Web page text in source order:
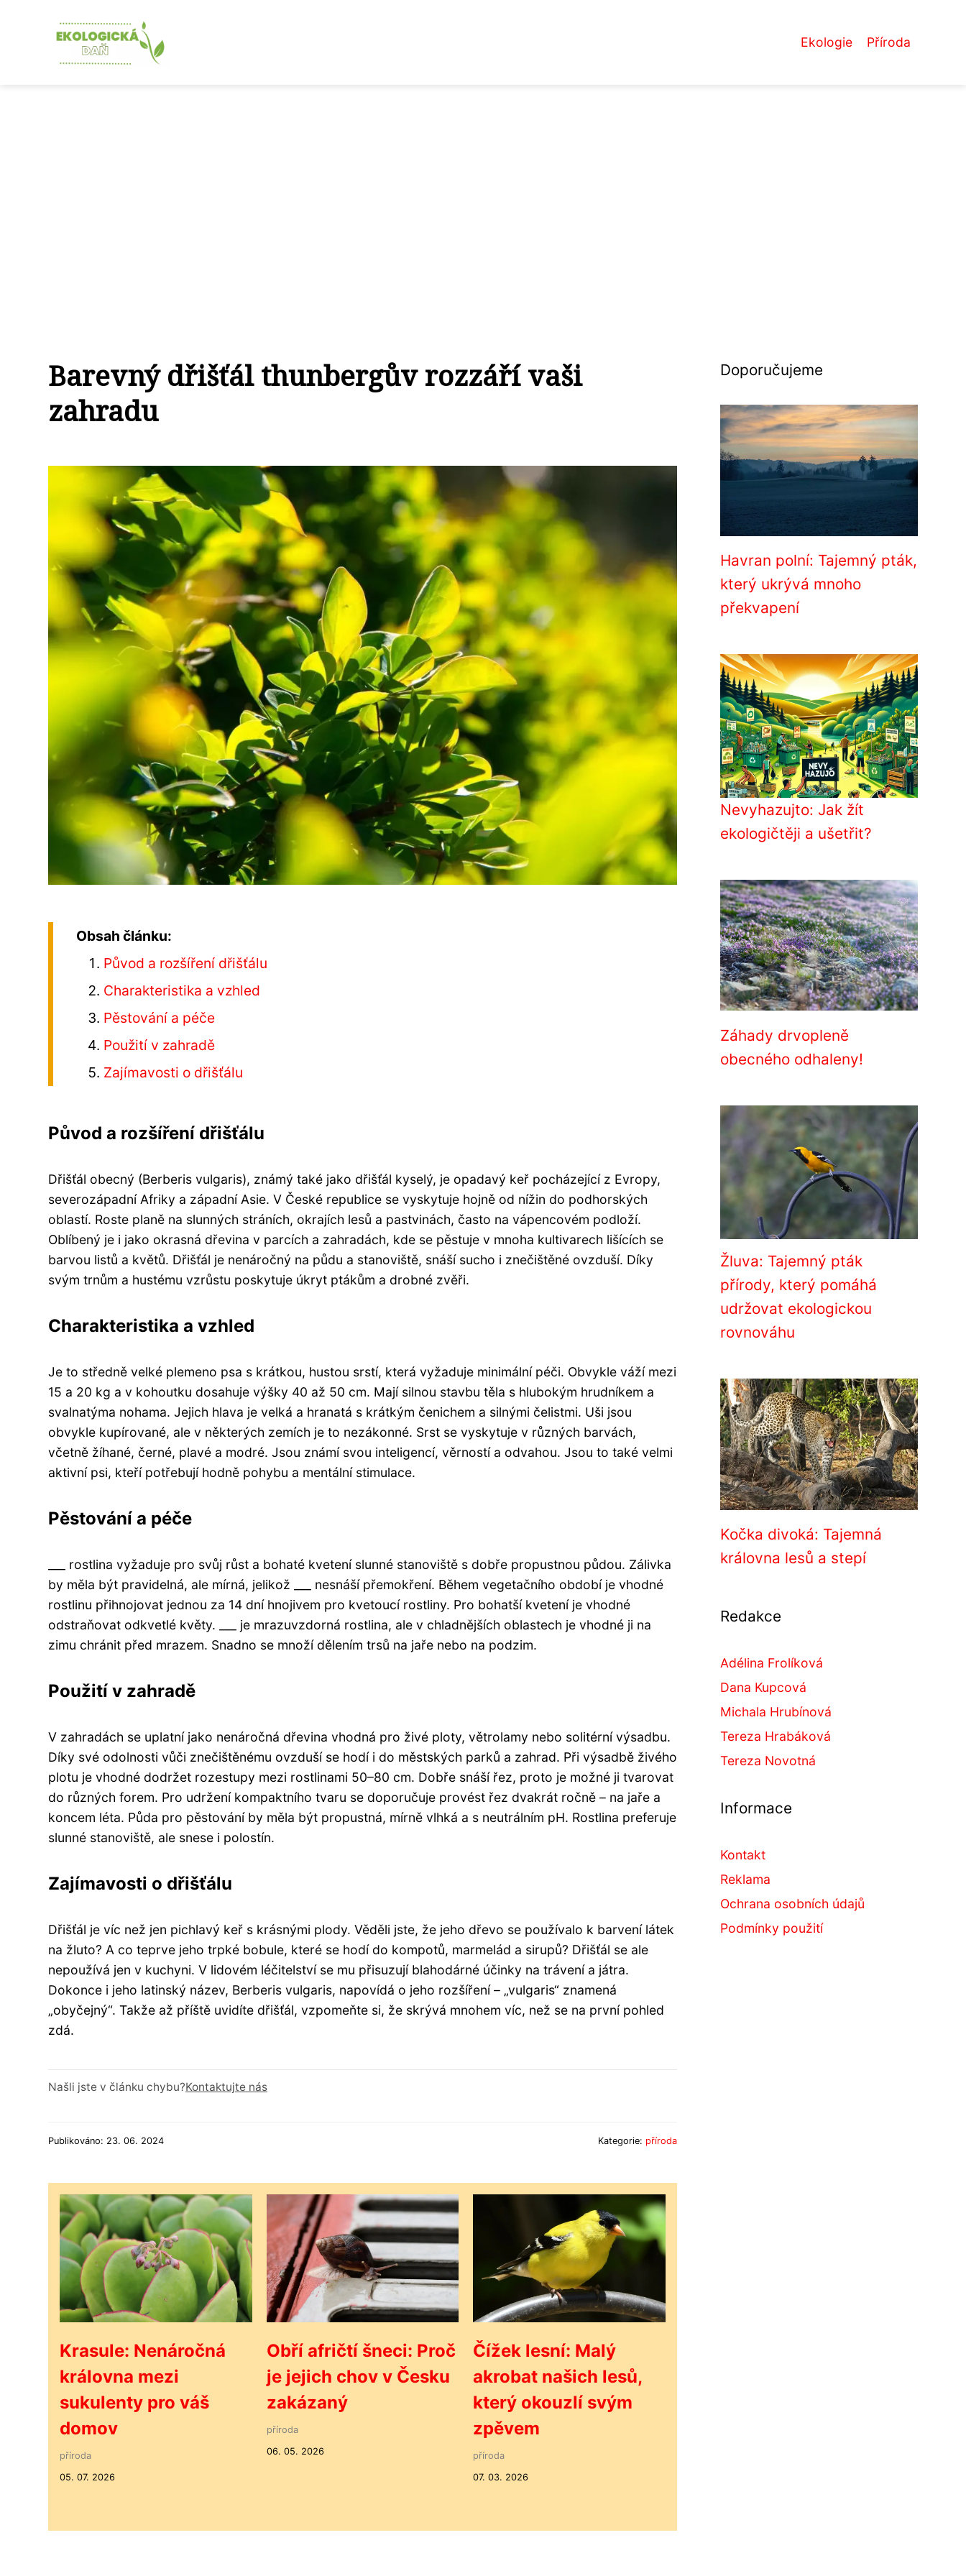
Ekologie Příroda
Barevný dřišťál thunbergův rozzáří vaši
zahradu
Obsah článku:
Původ a rozšíření dřišťálu
Charakteristika a vzhled
Pěstování a péče
Použití v zahradě
Zajímavosti o dřišťálu
Původ a rozšíření dřišťálu
Dřišťál obecný (Berberis vulgaris), známý také jako dřišťál kyselý, je opadavý keř pocházející z Evropy,
severozápadní Afriky a západní Asie. V České republice se vyskytuje hojně od nížin do podhorských
oblastí. Roste planě na slunných stráních, okrajích lesů a pastvinách, často na vápencovém podloží.
Oblíbený je i jako okrasná dřevina v parcích a zahradách, kde se pěstuje v mnoha kultivarech lišících se
barvou listů a květů. Dřišťál je nenáročný na půdu a stanoviště, snáší sucho i znečištěné ovzduší. Díky
svým trnům a hustému vzrůstu poskytuje úkryt ptákům a drobné zvěři.
Charakteristika a vzhled
Je to středně velké plemeno psa s krátkou, hustou srstí, která vyžaduje minimální péči. Obvykle váží mezi
15 a 20 kg a v kohoutku dosahuje výšky 40 až 50 cm. Mají silnou stavbu těla s hlubokým hrudníkem a
svalnatýma nohama. Jejich hlava je velká a hranatá s krátkým čenichem a silnými čelistmi. Uši jsou
obvykle kupírované, ale v některých zemích je to nezákonné. Srst se vyskytuje v různých barvách,
včetně žíhané, černé, plavé a modré. Jsou známí svou inteligencí, věrností a odvahou. Jsou to také velmi
aktivní psi, kteří potřebují hodně pohybu a mentální stimulace.
Pěstování a péče
___ rostlina vyžaduje pro svůj růst a bohaté kvetení slunné stanoviště s dobře propustnou půdou. Zálivka
by měla být pravidelná, ale mírná, jelikož ___ nesnáší přemokření. Během vegetačního období je vhodné
rostlinu přihnojovat jednou za 14 dní hnojivem pro kvetoucí rostliny. Pro bohatší kvetení je vhodné
odstraňovat odkvetlé květy. ___ je mrazuvzdorná rostlina, ale v chladnějších oblastech je vhodné ji na
zimu chránit před mrazem. Snadno se množí dělením trsů na jaře nebo na podzim.
Použití v zahradě
V zahradách se uplatní jako nenáročná dřevina vhodná pro živé ploty, větrolamy nebo solitérní výsadbu.
Díky své odolnosti vůči znečištěnému ovzduší se hodí i do městských parků a zahrad. Při výsadbě živého
plotu je vhodné dodržet rozestupy mezi rostlinami 50–80 cm. Dobře snáší řez, proto je možné ji tvarovat
do různých forem. Pro udržení kompaktního tvaru se doporučuje provést řez dvakrát ročně – na jaře a
koncem léta. Půda pro pěstování by měla být propustná, mírně vlhká a s neutrálním pH. Rostlina preferuje
slunné stanoviště, ale snese i polostín.
Zajímavosti o dřišťálu
Dřišťál je víc než jen pichlavý keř s krásnými plody. Věděli jste, že jeho dřevo se používalo k barvení látek
na žluto? A co teprve jeho trpké bobule, které se hodí do kompotů, marmelád a sirupů? Dřišťál se ale
nepoužívá jen v kuchyni. V lidovém léčitelství se mu přisuzují blahodárné účinky na trávení a játra.
Dokonce i jeho latinský název, Berberis vulgaris, napovídá o jeho rozšíření – „vulgaris“ znamená
„obyčejný“. Takže až příště uvidíte dřišťál, vzpomeňte si, že skrývá mnohem víc, než se na první pohled
zdá.
Našli jste v článku chybu?Kontaktujte nás
Publikováno: 23. 06. 2024 Kategorie: příroda
Krasule: Nenáročná
královna mezi
sukulenty pro váš
domov
příroda
05. 07. 2026
Obří afričtí šneci: Proč
je jejich chov v Česku
zakázaný
příroda
06. 05. 2026
Čížek lesní: Malý
akrobat našich lesů,
který okouzlí svým
zpěvem
příroda
07. 03. 2026
Doporučujeme
Havran polní: Tajemný pták,
který ukrývá mnoho
překvapení
Nevyhazujto: Jak žít
ekologičtěji a ušetřit?
Záhady drvopleně
obecného odhaleny!
Žluva: Tajemný pták
přírody, který pomáhá
udržovat ekologickou
rovnováhu
Kočka divoká: Tajemná
královna lesů a stepí
Redakce
Adélina Frolíková
Dana Kupcová
Michala Hrubínová
Tereza Hrabáková
Tereza Novotná
Informace
Kontakt
Reklama
Ochrana osobních údajů
Podmínky použití